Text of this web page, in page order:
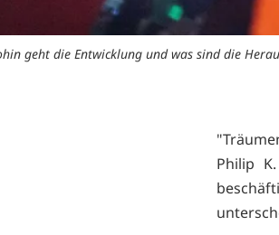
geht die Entwicklung und was sind die
Philip